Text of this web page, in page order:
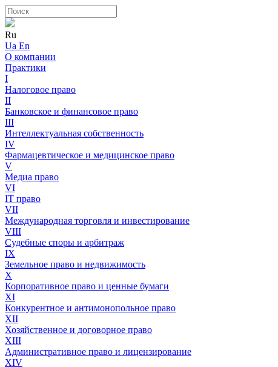
Ru
Ua En
О компании
Практики
I
Налоговое право
II
Банковское и финансовое право
III
Интеллектуальная собственность
IV
Фармацевтическое и медицинское право
V
Медиа право
VI
IT право
VII
Международная торговля и инвестирование
VIII
Судебные споры и арбитраж
IX
Земельное право и недвижимость
X
Корпоративное право и ценные бумаги
XI
Конкурентное и антимонопольное право
XII
Хозяйственное и договорное право
XIII
Административное право и лицензирование
XIV